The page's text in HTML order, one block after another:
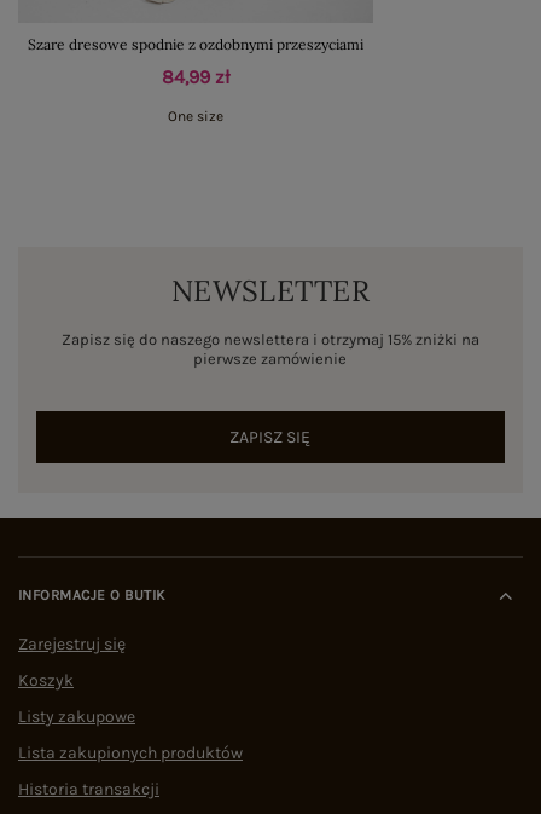
Szare dresowe spodnie z ozdobnymi przeszyciami
84,99 zł
One size
NEWSLETTER
Zapisz się do naszego newslettera i otrzymaj 15% zniżki na
pierwsze zamówienie
ZAPISZ SIĘ
INFORMACJE O BUTIK
Zarejestruj się
Koszyk
Listy zakupowe
Lista zakupionych produktów
Historia transakcji